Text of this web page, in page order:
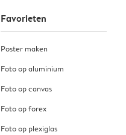
Favorieten
Poster maken
Foto op aluminium
Foto op canvas
Foto op forex
Foto op plexiglas